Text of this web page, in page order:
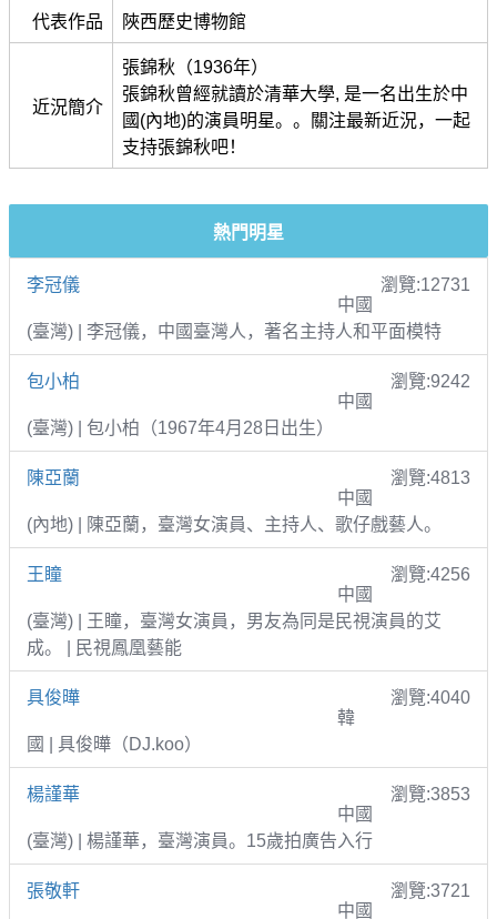
代表作品 陜西歷史博物館
近況簡介
張錦秋（1936年）
張錦秋曾經就讀於清華大學, 是一名出生於中
國(內地)的演員明星。。關注最新近況，一起
支持張錦秋吧！
熱門明星
李冠儀
瀏覽:12731
中國
(臺灣) | 李冠儀，中國臺灣人，著名主持人和平面模特
包小柏
瀏覽:9242
中國
(臺灣) | 包小柏（1967年4月28日出生）
陳亞蘭
瀏覽:4813
中國
(內地) | 陳亞蘭，臺灣女演員、主持人、歌仔戲藝人。
王瞳
瀏覽:4256
中國
(臺灣) | 王瞳，臺灣女演員，男友為同是民視演員的艾
成。 | 民視鳳凰藝能
具俊曄
瀏覽:4040
韓
國 | 具俊曄（DJ.koo）
楊謹華
瀏覽:3853
中國
(臺灣) | 楊謹華，臺灣演員。15歲拍廣告入行
張敬軒
瀏覽:3721
中國